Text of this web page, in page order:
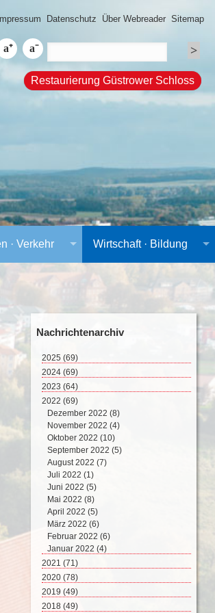
Impressum Datenschutz Über Webreader Sitemap
Restaurierung Güstrower Schloss
· Verkehr Wirtschaft · Bildung
Nachrichtenarchiv
2025(69)
August 2025 (2)
Juli 2025 (9)
Juni 2025 (8)
Mai 2025 (17)
April 2025 (15)
März 2025 (12)
Februar 2025 (6)
2024(69)
Dezember 2024 (2)
November 2024 (11)
Oktober 2024 (7)
September 2024 (4)
August 2024 (4)
Juli 2024 (4)
Juni 2024 (5)
Mai 2024 (10)
April 2024 (8)
März 2024 (8)
Februar 2024 (2)
Januar 2024 (4)
2023(64)
Dezember 2023 (2)
November 2023 (8)
Oktober 2023 (4)
September 2023 (4)
August 2023 (6)
Juli 2023 (5)
Juni 2023 (1)
Mai 2023 (6)
April 2023 (7)
März 2023 (5)
Februar 2023 (7)
Januar 2023 (9)
2022(69)
Dezember 2022 (8)
November 2022 (4)
Oktober 2022 (10)
September 2022 (5)
August 2022 (7)
Juli 2022 (1)
Juni 2022 (5)
Mai 2022 (8)
April 2022 (5)
März 2022 (6)
Februar 2022 (6)
Januar 2022 (4)
2021(71)
Dezember 2021 (8)
November 2021 (7)
Oktober 2021 (5)
2020(78)
Dezember 2020 (7)
November 2020 (9)
2019(49)
Dezember 2019 (5)
2018(49)